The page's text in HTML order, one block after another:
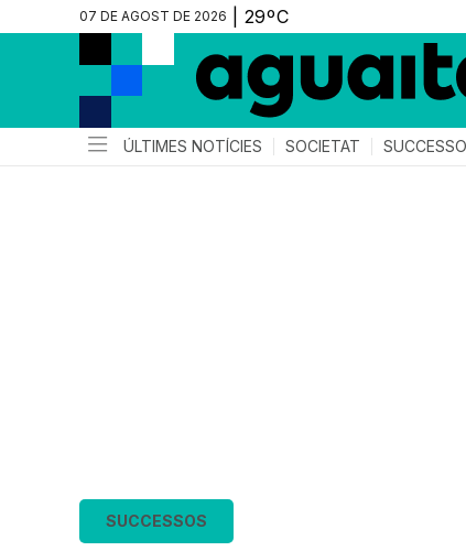
07 DE AGOST DE 2026
ÚLTIMES NOTÍCIES SOCIETAT
SUCCESSOS